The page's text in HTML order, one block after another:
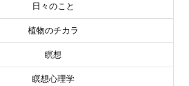
日々のこと
植物のチカラ
瞑想
瞑想心理学